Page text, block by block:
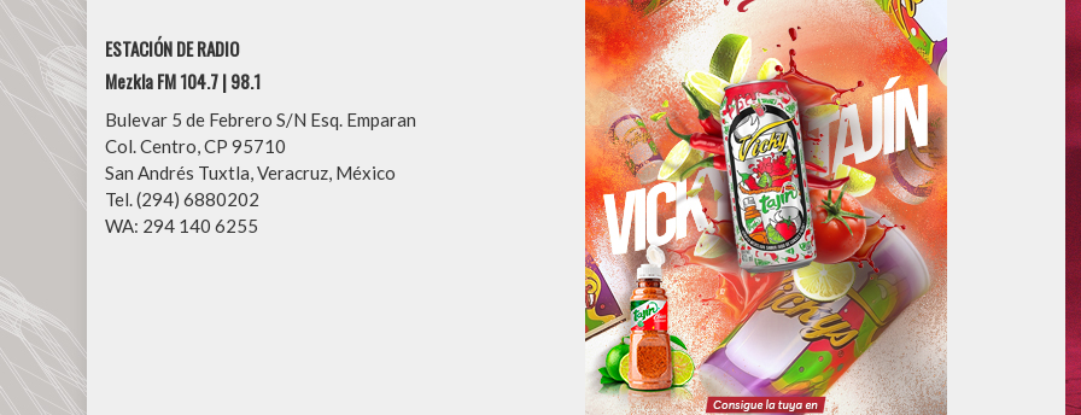
ESTACIÓN DE RADIO
Mezkla FM 104.7 | 98.1
Bulevar 5 de Febrero S/N Esq. Emparan
Col. Centro, CP 95710
San Andrés Tuxtla, Veracruz, México
Tel. (294) 6880202
WA: 294 140 6255